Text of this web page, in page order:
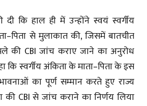
दी कि हाल ही में उन्होंने स्वयं स्वर्गीय
से मुलाकात की, जिसमें बातचीत
की CBI जांच कराए जाने का अनुरोध
कि स्वर्गीय अंकिता के माता–पिता के इस
का पूर्ण सम्मान करते हुए राज्य
CBI से जांच कराने का निर्णय लिया